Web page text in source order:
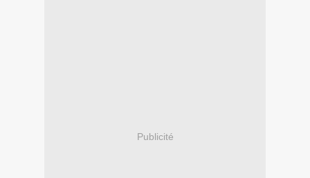
Publicité